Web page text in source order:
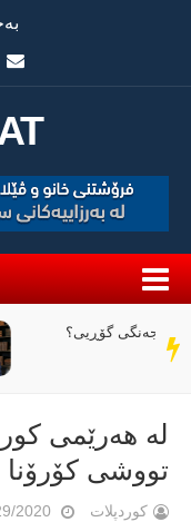
سەر
دێڕ
وێرانی
تووشی کۆرۆنا
کوردپلات 6/29/2020